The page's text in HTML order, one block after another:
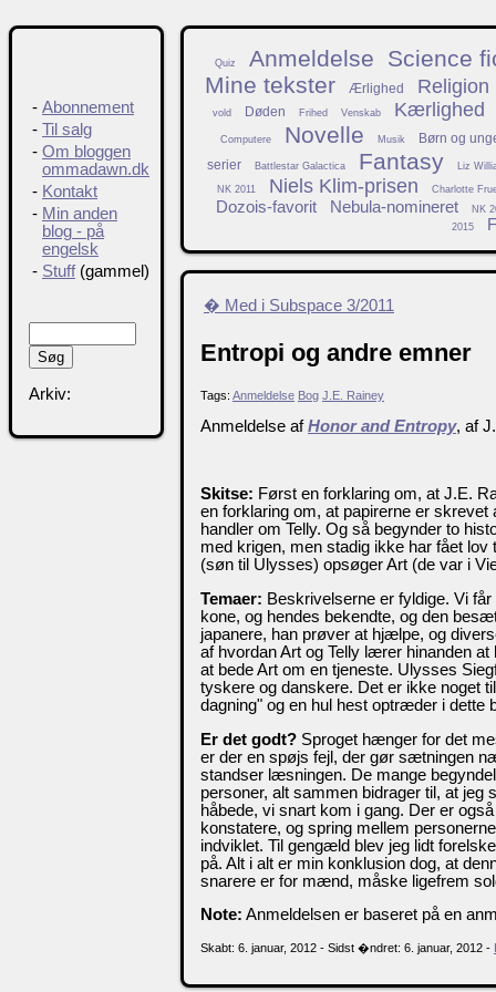
Quiz Anmeldelse
Science
Mine tekster
Ærlighed Religion
vold Døden Frihed Venskab Kærlighed
Computere Novelle Musik
Børn og
serier
Battlestar Galactica Fantasy Liz
NK 2011 Niels Klim-prisen Charlotte
Dozois-favorit Nebula-nomineret
NK
2015
� Med i Subspace 3/2011
Entropi og andre emner
Tags: Anmeldelse Bog J.E. Rainey
Anmeldelse afHonor and Entropy, af
Skitse: Først en forklaring om, at J.E.
en forklaring om, at papirerne er
handler om Telly. Og så begynder to
med krigen, men stadig ikke har fået lov
(søn til Ulysses) opsøger Art (de var i
Temaer: Beskrivelserne er fyldige. Vi
kone, og hendes bekendte, og den
japanere, han prøver at hjælpe, og
af hvordan Art og Telly lærer hinanden
at bede Art om en tjeneste. Ulysses
tyskere og danskere. Det er ikke noget
dagning" og en hul hest optræder i dette
Er det godt? Sproget hænger for det
er der en spøjs fejl, der gør sætningen
standser læsningen. De mange
personer, alt sammen bidrager til, at jeg
håbede, vi snart kom i gang. Der er
konstatere, og spring mellem
indviklet. Til gengæld blev jeg lidt
på. Alt i alt er min konklusion dog, at
snarere er for mænd, måske ligefrem
Note: Anmeldelsen er baseret på en
Skabt: 6. januar, 2012 - Sidst �ndret: 6. januar, 2012 -
- Abonnement
- Til salg
- Om bloggen
ommadawn.dk
- Kontakt
- Min anden
blog - på
engelsk
- Stuff(gammel)
Arkiv: